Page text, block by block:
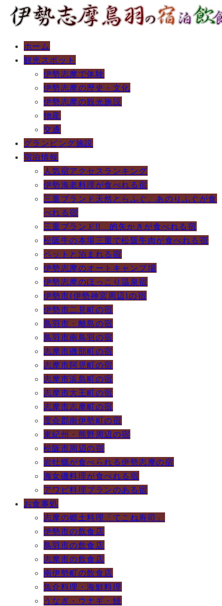
ホーム
観光スポット
伊勢志摩で体験
伊勢志摩の歴史・文化
伊勢志摩の観光施設
物産
交通
グランピング施設
宿泊情報
人気宿アクセスランキング
伊勢海老料理が食べれる宿
三重ブランド天然とらふぐ、あのりふぐが食
べれる宿
三重ブランド!! 的矢かきが食べれる宿
松阪牛の本場三重で松阪牛肉が食べれる宿
ペットと泊まれる宿
伊勢志摩のオートキャンプ場
伊勢志摩のほっこり温泉宿
伊勢市(伊勢神宮周辺)の宿
伊勢市二見町の宿
鳥羽市・離島の宿
鳥羽市南鳥羽の宿
志摩市磯部町の宿
志摩市阿児町の宿
志摩市浜島町の宿
志摩市大王町の宿
志摩市志摩町の宿
度会郡南伊勢町の宿
東紀州・熊野周辺の宿
松阪市周辺の宿
岩牡蠣が食べられる伊勢志摩の宿
海女磯料理が食べれる宿
アワビ料理プランのある宿
お食事処
志摩の郷土料理「てこね寿司」
伊勢市の飲食店
鳥羽市の飲食店
志摩市の飲食店
南伊勢町の飲食店
魚介料理・海鮮料理
うなぎ・ウナギ・鰻